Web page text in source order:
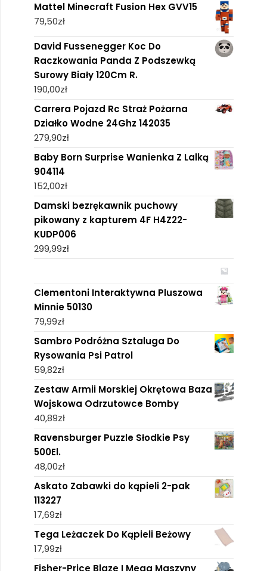
Mattel Minecraft Fusion Hex GVV15
79,50zł
David Fussenegger Koc Do
Raczkowania Panda Z Podszewką
Surowy Biały 120Cm R.
190,00zł
Carrera Pojazd Rc Straż Pożarna
Działko Wodne 24Ghz 142035
279,90zł
Baby Born Surprise Wanienka Z Lalką
904114
152,00zł
Damski bezrękawnik puchowy
pikowany z kapturem 4F H4Z22-
KUDP006
299,99zł
Clementoni Interaktywna Pluszowa
Minnie 50130
79,99zł
Sambro Podróżna Sztaluga Do
Rysowania Psi Patrol
59,82zł
Zestaw Armii Morskiej Okrętowa Baza
Wojskowa Odrzutowce Bomby
40,89zł
Ravensburger Puzzle Słodkie Psy
500El.
48,00zł
Askato Zabawki do kąpieli 2-pak
113227
17,69zł
Tega Leżaczek Do Kąpieli Beżowy
17,99zł